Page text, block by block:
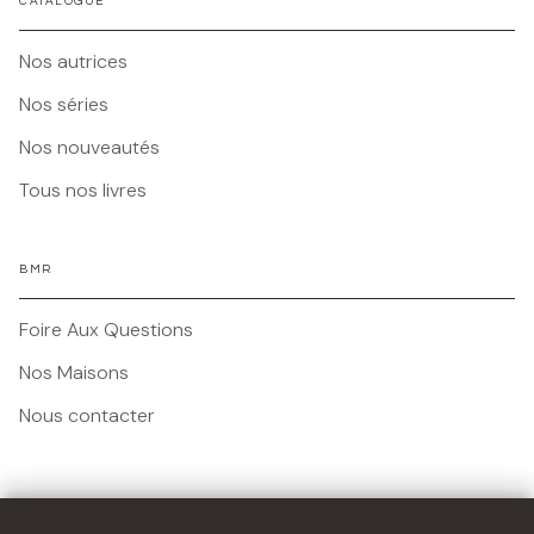
Nos autrices
Nos séries
Nos nouveautés
Tous nos livres
BMR
Foire Aux Questions
Nos Maisons
Nous contacter